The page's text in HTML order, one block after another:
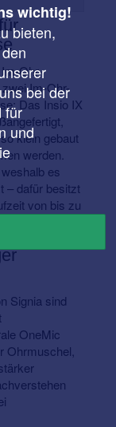
Ohr-
Im-Ohr-
Das Insio IX
klein gebaut
werden.
es
– dafür besitzt
von bis zu
Signia sind
OneMic
Ohrmuschel,
wichtig!
bieten,
bei der
für
und